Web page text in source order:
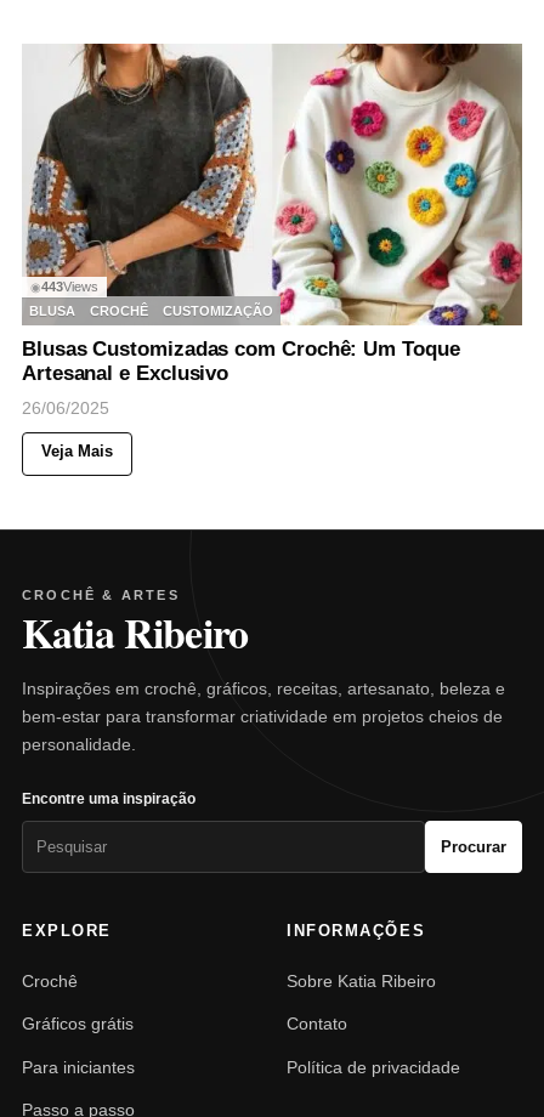
◉443Views
BLUSA
CROCHÊ CUSTOMIZAÇÃO
Blusas Customizadas com Crochê: Um Toque
Artesanal e Exclusivo
26/06/2025
Veja Mais
CROCHÊ & ARTES
Katia Ribeiro
Inspirações em crochê, gráficos, receitas, artesanato, beleza e
bem-estar para transformar criatividade em projetos cheios de
personalidade.
Encontre uma inspiração
Procurar
EXPLORE
Crochê
Gráficos grátis
Para iniciantes
Passo a passo
INFORMAÇÕES
Sobre Katia Ribeiro
Contato
Política de privacidade